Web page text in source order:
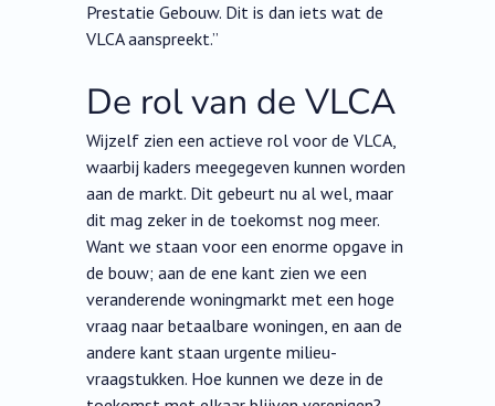
Prestatie Gebouw. Dit is dan iets wat de
VLCA aanspreekt.”
De rol van de VLCA
Wijzelf zien een actieve rol voor de VLCA,
waarbij kaders meegegeven kunnen worden
aan de markt. Dit gebeurt nu al wel, maar
dit mag zeker in de toekomst nog meer.
Want we staan voor een enorme opgave in
de bouw; aan de ene kant zien we een
veranderende woningmarkt met een hoge
vraag naar betaalbare woningen, en aan de
andere kant staan urgente milieu-
vraagstukken. Hoe kunnen we deze in de